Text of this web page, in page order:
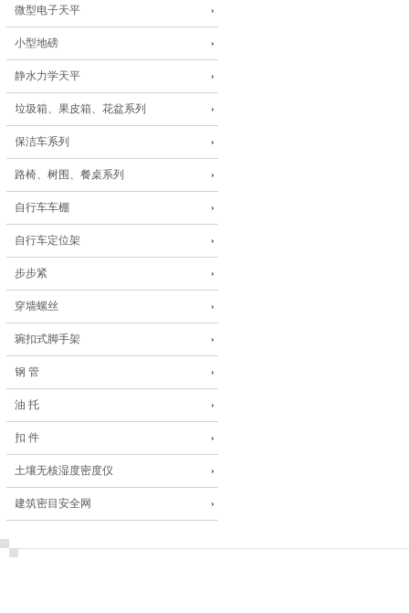
微型电子天平
小型地磅
静水力学天平
垃圾箱、果皮箱、花盆系列
保洁车系列
路椅、树围、餐桌系列
自行车车棚
自行车定位架
步步紧
穿墙螺丝
琬扣式脚手架
钢 管
油 托
扣 件
土壤无核湿度密度仪
建筑密目安全网